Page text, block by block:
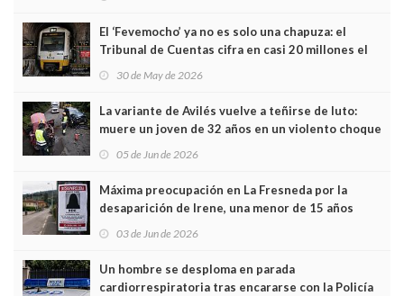
El ‘Fevemocho’ ya no es solo una chapuza: el
Tribunal de Cuentas cifra en casi 20 millones el
sobrecoste de los trenes que no cabían por los
30 de May de 2026
La variante de Avilés vuelve a teñirse de luto:
muere un joven de 32 años en un violento choque
frontal
05 de Jun de 2026
Máxima preocupación en La Fresneda por la
desaparición de Irene, una menor de 15 años
03 de Jun de 2026
Un hombre se desploma en parada
cardiorrespiratoria tras encararse con la Policía